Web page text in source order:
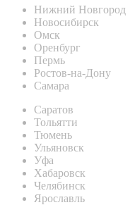
Нижний Новгород
Новосибирск
Омск
Оренбург
Пермь
Ростов-на-Дону
Самара
Саратов
Тольятти
Тюмень
Ульяновск
Уфа
Хабаровск
Челябинск
Ярославль